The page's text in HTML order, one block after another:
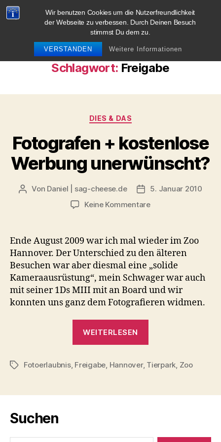
Wir benutzen Cookies um die Nutzerfreundlichkeit
der Webseite zu verbessen. Durch Deinen Besuch
stimmst Du dem zu.
VERSTANDEN Weitere Informationen
blog.sag-cheese.de
Schlagwort: Freigabe
Kategorien
DIES & DAS
Fotografen + kostenlose
Werbung unerwünscht?
Beitragsautor
Von Daniel | sag-cheese.de Beitragsdatum
5. Januar 2010
Keine Kommentarezu
kostenlose
Werbung
unerwünscht?
Ende August 2009 war ich mal wieder im Zoo
Hannover. Der Unterschied zu den älteren
Besuchen war aber diesmal eine „solide
Kameraausrüstung“, mein Schwager war auch
mit seiner 1Ds MIII mit an Board und wir
konnten uns ganz dem Fotografieren widmen.
WEITERLESEN
Werbung
Schlagwörter
Fotoerlaubnis, Freigabe, Hannover, Tierpark, Zoo
Suchen